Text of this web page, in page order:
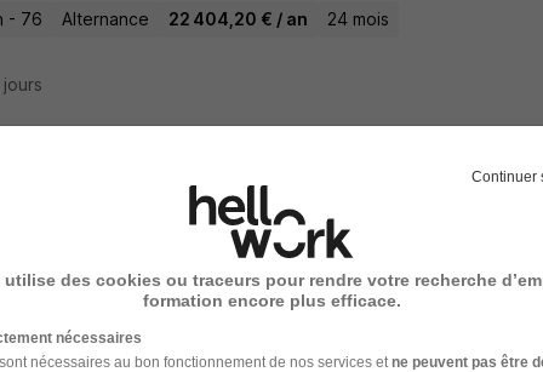
- 76 Alternance 22 404,20 € / an 24 mois
- Assistant Administrateur
Alternance 400 - 1 400 € / mois 2 ans
Continuer
utilise des cookies ou traceurs pour rendre votre recherche
formation encore plus efficace.
nécessaires
nécessaires au bon fonctionnement de nos services et ne peuvent pas être